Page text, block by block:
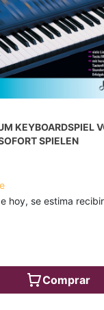
KEYBOARDSPIEL
SPIELEN
hoy, se estima
Comprar